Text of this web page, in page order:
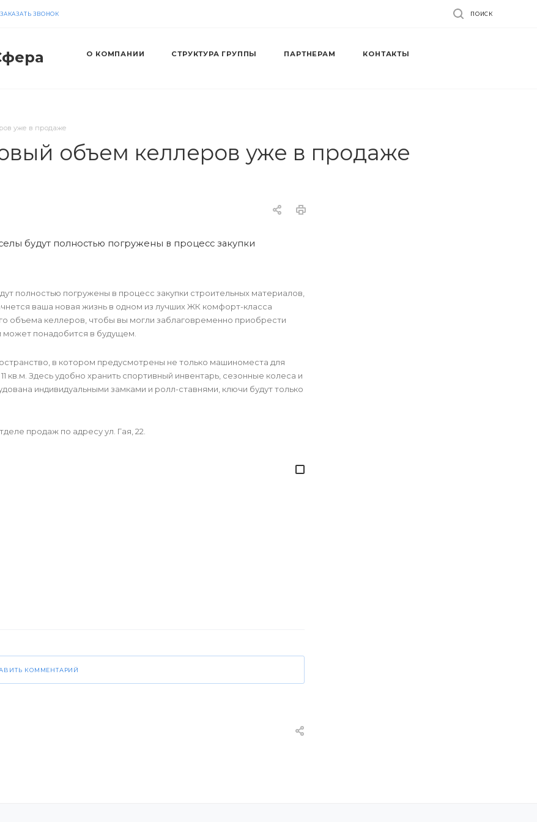
ЗАКАЗАТЬ ЗВОНОК ПОИСК
О КОМПАНИИ СТРУКТУРА ГРУППЫ ПАРТНЕРАМ КОНТАКТЫ
уже в продаже
объем келлеров уже в продаже
будут полностью погружены в процесс закупки
полностью погружены в процесс закупки строительных материалов,
ваша новая жизнь в одном из лучших ЖК комфорт-класса
объема келлеров, чтобы вы могли заблаговременно приобрести
понадобится в будущем.
в котором предусмотрены не только машиноместа для
кв.м. Здесь удобно хранить спортивный инвентарь, сезонные колеса и
индивидуальными замками и ролл-ставнями, ключи будут только
продаж по адресу ул. Гая, 22.
КОММЕНТАРИЙ